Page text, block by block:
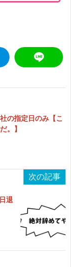
の指定日のみ【こ
。】
次の記事
退